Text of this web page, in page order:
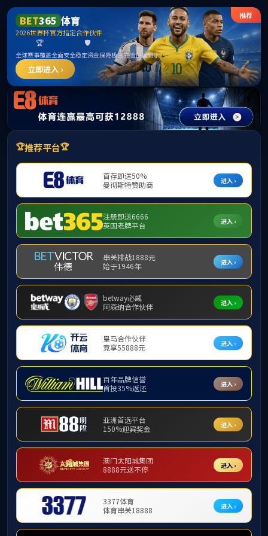
中国
网站首页 海外学习 国际学术会议 外国专
网站首页
国际会议
申报指南